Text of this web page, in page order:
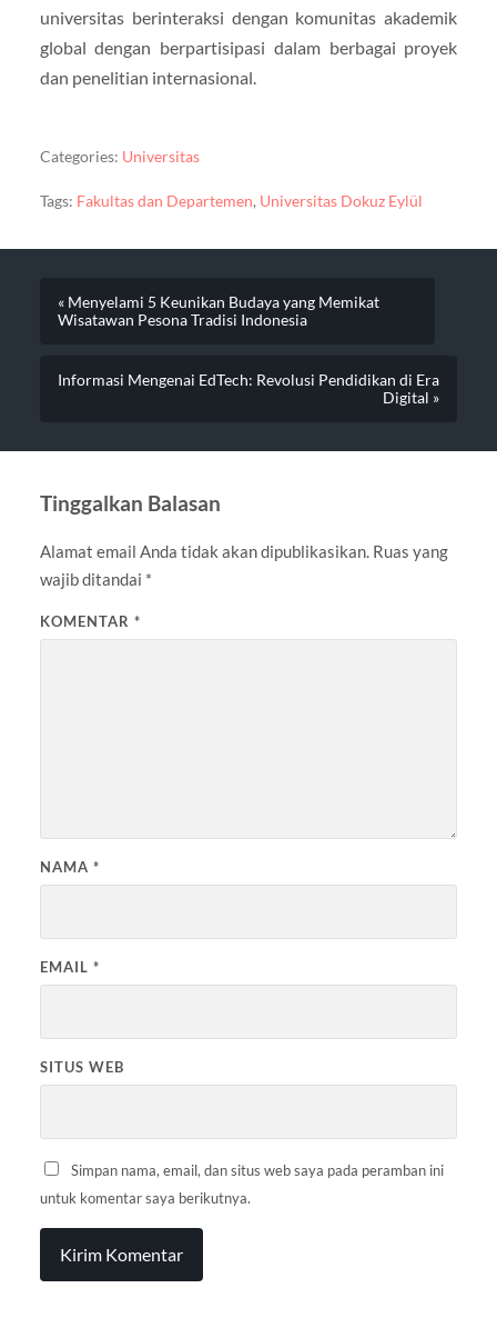
universitas berinteraksi dengan komunitas akademik
global dengan berpartisipasi dalam berbagai proyek
dan penelitian internasional.
Categories: Universitas
Tags: Fakultas dan Departemen, Universitas Dokuz Eylül
« Menyelami 5 Keunikan Budaya yang Memikat
Wisatawan Pesona Tradisi Indonesia
Informasi Mengenai EdTech: Revolusi Pendidikan di Era
Digital »
Tinggalkan Balasan
Alamat email Anda tidak akan dipublikasikan. Ruas yang
wajib ditandai *
KOMENTAR *
NAMA *
EMAIL *
SITUS WEB
Simpan nama, email, dan situs web saya pada peramban ini
untuk komentar saya berikutnya.